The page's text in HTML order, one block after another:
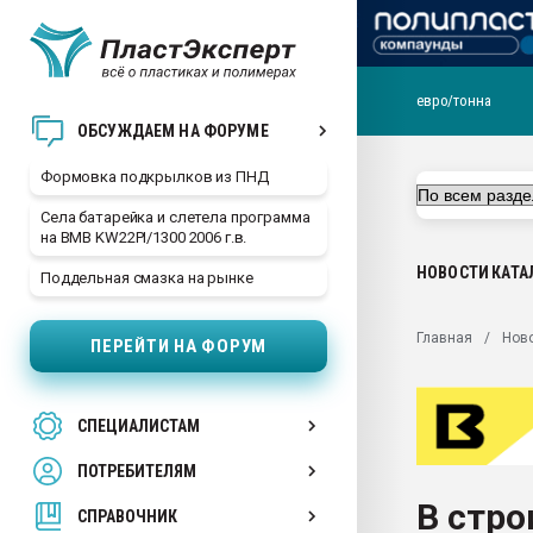
ОБСУЖДАЕМ НА ФОРУМЕ
Формовка подкрылков из ПНД
Села батарейка и слетела программа
на BMB KW22PI/1300 2006 г.в.
Поддельная смазка на рынке
ПЕРЕЙТИ НА ФОРУМ
СПЕЦИАЛИСТАМ
ПОТРЕБИТЕЛЯМ
СПРАВОЧНИК
29.07.2026 ФРП помог
Вакуум-формовочные
28.07.2026
первый план в
пластмасс
ситуацией на
евро/тонна
НОВОСТИ
Главная
В